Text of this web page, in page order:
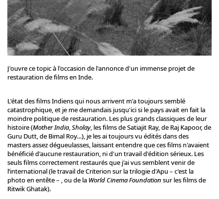
J'ouvre ce topic à l'occasion de l'annonce d'un immense projet de
restauration de films en Inde.
L'état des films Indiens qui nous arrivent m'a toujours semblé
catastrophique, et je me demandais jusqu'ici si le pays avait en fait la
moindre politique de restauration. Les plus grands classiques de leur
histoire (Mother India,Sholay, les films de Satiajit Ray, de Raj Kapoor, de
Guru Dutt, de Bimal Roy…), je les ai toujours vu édités dans des
masters assez dégueulasses, laissant entendre que ces films n'avaient
bénéficié d'aucune restauration, ni d'un travail d'édition sérieux. Les
seuls films correctement restaurés que j'ai vus semblent venir de
l’international (le travail de Criterion sur la trilogie d'Apu – c'est la
photo en entête – , ou de la World Cinema Foundation sur les films de
Ritwik Ghatak).